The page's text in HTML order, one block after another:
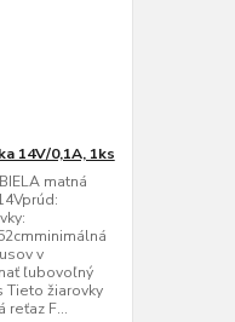
14V/0,1A, 1ks
matná
v
ľubovoľný
Tieto žiarovky
reťaz F...